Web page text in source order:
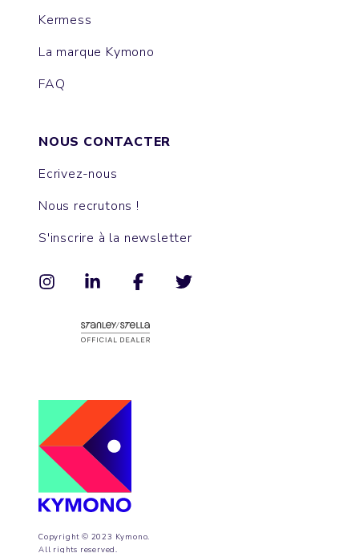
Copyright © 2023 Kymono.
All rights reserved.
Kermess
La marque Kymono
FAQ
NOUS CONTACTER
Ecrivez-nous
Nous recrutons !
S'inscrire à la newsletter